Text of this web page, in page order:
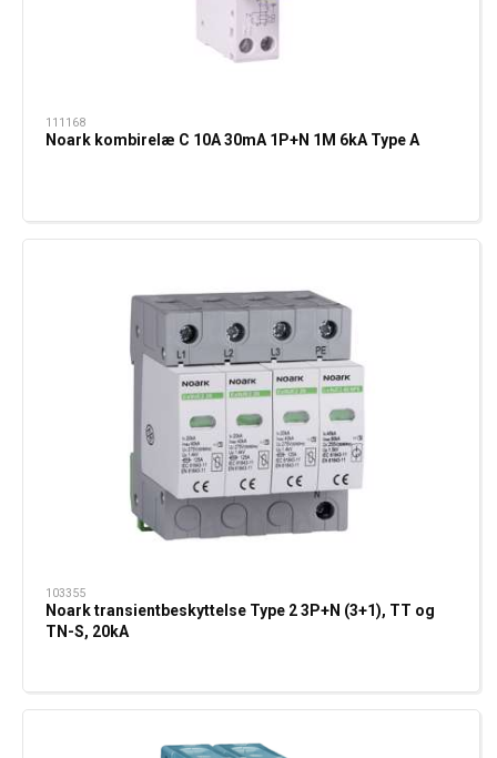
111168
Noark kombirelæ C 10A 30mA 1P+N 1M 6kA Type A
103355
Noark transientbeskyttelse Type 2 3P+N (3+1), TT og
TN-S, 20kA